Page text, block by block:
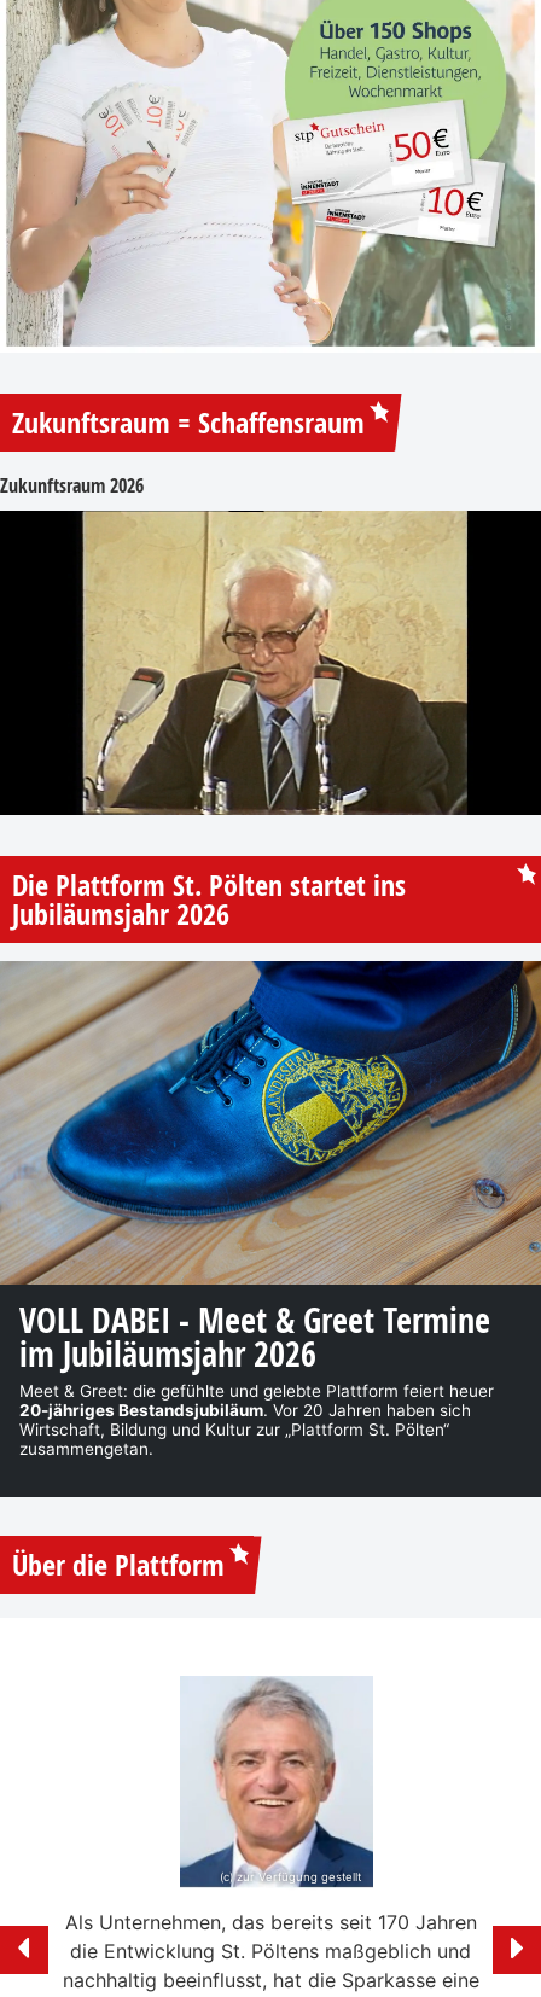
Zukunftsraum = Schaffensraum
Zukunftsraum 2026
Die Plattform St. Pölten startet ins
Jubiläumsjahr 2026
VOLL DABEI - Meet & Greet Termine
im Jubiläumsjahr 2026
Meet & Greet: die gefühlte und gelebte Plattform feiert heuer
20-jähriges Bestandsjubiläum. Vor 20 Jahren haben sich
Wirtschaft, Bildung und Kultur zur „Plattform St. Pölten“
zusammengetan.
Über die Plattform
Als Unternehmen, das bereits seit 170 Jahren
die Entwicklung St. Pöltens maßgeblich und
nachhaltig beeinflusst, hat die Sparkasse eine
(c) zur Verfügung gestellt
Ich